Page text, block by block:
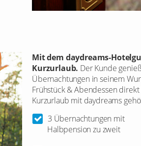
Mit dem daydreams-
Kurzurlaub. Der Kunde
Übernachtungen in seinem
Frühstück & Abendessen
Kurzurlaub mit daydreams
3 Übernachtungen mit
Halbpension zu zweit